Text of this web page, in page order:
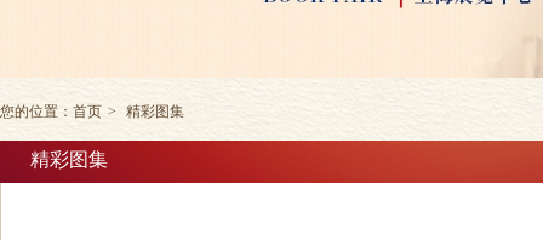
您的位置： 首页 > 精彩图集
精彩图集